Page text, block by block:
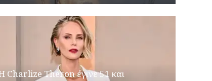
Charlize Theron έγινε 51 και